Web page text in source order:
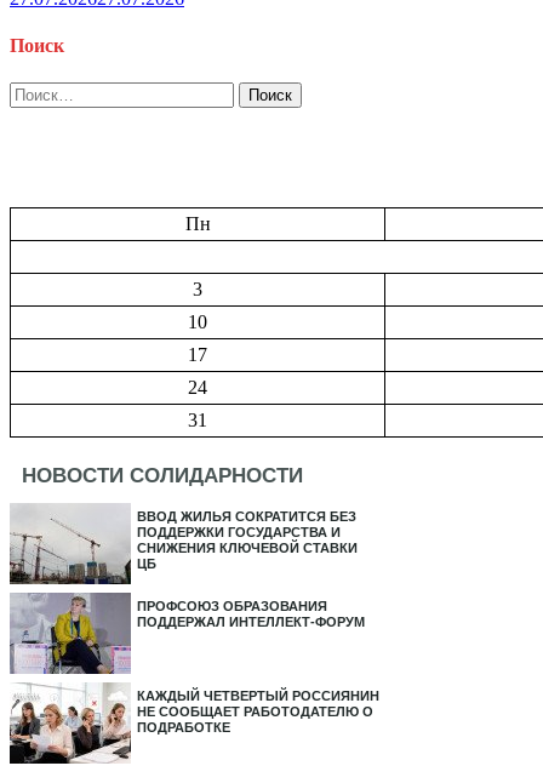
Поиск
Найти:
Пн
3
10
17
24
31
НОВОСТИ СОЛИДАРНОСТИ
ВВОД ЖИЛЬЯ СОКРАТИТСЯ БЕЗ
ПОДДЕРЖКИ ГОСУДАРСТВА И
СНИЖЕНИЯ КЛЮЧЕВОЙ СТАВКИ
ЦБ
ПРОФСОЮЗ ОБРАЗОВАНИЯ
ПОДДЕРЖАЛ ИНТЕЛЛЕКТ-ФОРУМ
КАЖДЫЙ ЧЕТВЕРТЫЙ РОССИЯНИН
НЕ СООБЩАЕТ РАБОТОДАТЕЛЮ О
ПОДРАБОТКЕ